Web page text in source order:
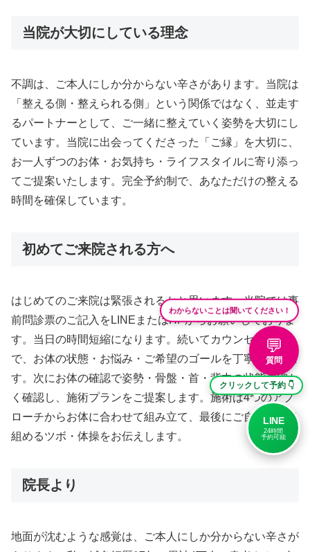
当院が大切にしている理念
不調は、ご本人にしか分からない辛さがあります。当院は
「整える側・整えられる側」という関係ではなく、並走す
るパートナーとして、ご一緒に整えていく姿勢を大切にし
ています。当院に出会ってくださった「ご縁」を大切に、
お一人ずつのお体・お気持ち・ライフスタイルに寄り添っ
てご提案いたします。完全予約制で、あなただけの整える
時間を確保しています。
初めてご来院される方へ
はじめてのご来院は緊張されるかと思います。当院では事
前問診票のご記入をLINEまたはHPからお願いしておりま
す。当日の時間短縮になります。続いてカウンセリング
で、お体の状態・お悩み・ご希望のゴールを丁寧に伺いま
す。次にお体の確認で姿勢・骨盤・首・背中の状態を細か
く確認し、施術プランをご提案します。施術は4つのアプ
ローチからお体に合わせて組み立て、最後にご自宅で取り
組めるツボ・体操をお伝えします。
院長より
地面が沈むような感覚は、ご本人にしか分からない辛さが
わからないことは聞いてください！
💬
質問
クリックして予約 👇
LINE
24時間
予約可能